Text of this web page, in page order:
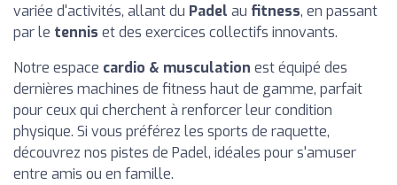
variée d'activités, allant du Padel au fitness, en passant
par le tennis et des exercices collectifs innovants.
Notre espace cardio & musculation est équipé des
dernières machines de fitness haut de gamme, parfait
pour ceux qui cherchent à renforcer leur condition
physique. Si vous préférez les sports de raquette,
découvrez nos pistes de Padel, idéales pour s'amuser
entre amis ou en famille.